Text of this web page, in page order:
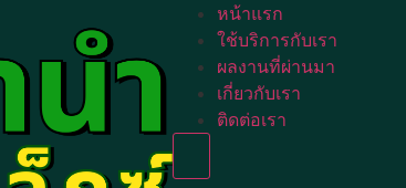
หน้าแรก
ใช้บริการกับเรา
ผลงานที่ผ่านมา
เกี่ยวกับเรา
ติดต่อเรา